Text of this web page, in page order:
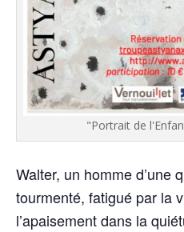
"Portrait de
Wal­ter, un homme d’une
tour­men­té, fati­gué par la
l’apaisement dans la